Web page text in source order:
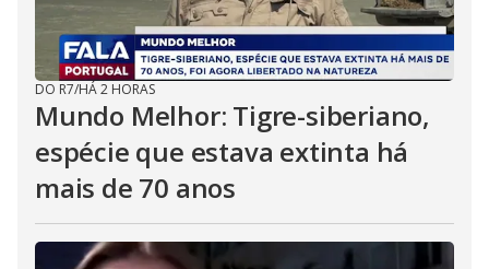
DO R7/HÁ 2 HORAS
Mundo Melhor: Tigre-siberiano,
espécie que estava extinta há
mais de 70 anos